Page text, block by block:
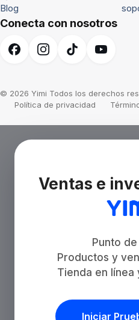
Blog
Conecta con nosotros
© 2026 Yimi Todos los derechos
Política de privacidad
Ventas e
Punto
Productos y
Tienda en línea
Iniciar